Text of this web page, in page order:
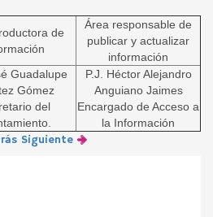
de
Área responsable de
publicar y actualizar
información
Guadalupe
Gómez
del
P.J. Héctor Alejandro
Anguiano Jaimes
Encargado de Acceso a
la Información
Siguiente